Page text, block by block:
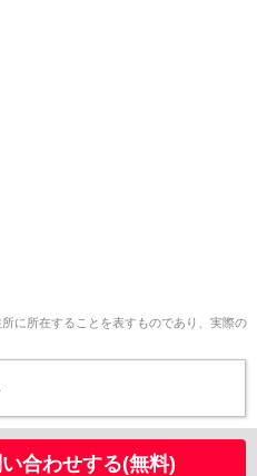
に所在することを表すものであり、実際の
合わせする(無料)